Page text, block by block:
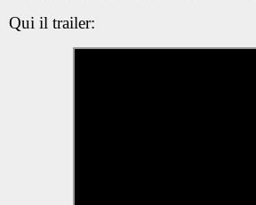
Qui il trailer: